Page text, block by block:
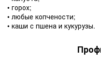
• горох;
• любые копчености;
• каши с пшена и кукурузы.